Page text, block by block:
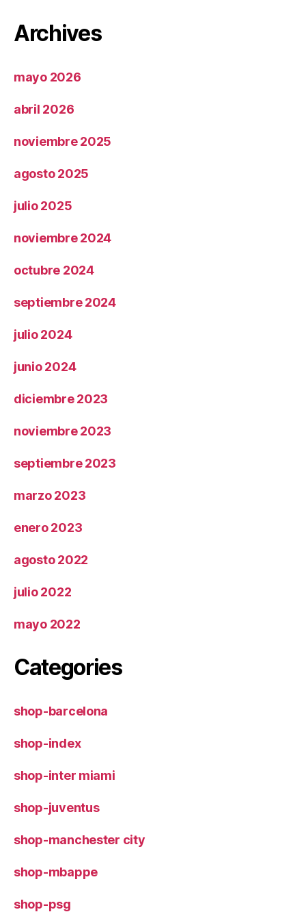
Archives
mayo 2026
abril 2026
noviembre 2025
agosto 2025
julio 2025
noviembre 2024
octubre 2024
septiembre 2024
julio 2024
junio 2024
diciembre 2023
noviembre 2023
septiembre 2023
marzo 2023
enero 2023
agosto 2022
julio 2022
mayo 2022
Categories
shop-barcelona
shop-index
shop-inter miami
shop-juventus
shop-manchester city
shop-mbappe
shop-psg